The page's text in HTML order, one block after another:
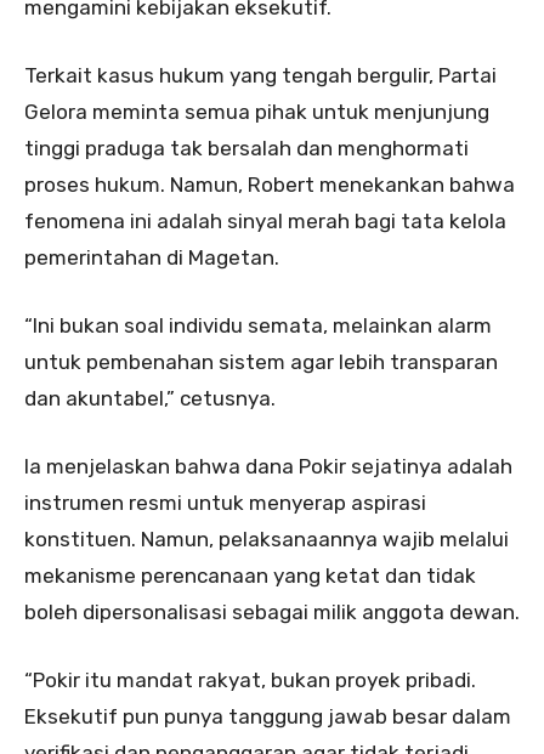
mengamini kebijakan eksekutif.
Terkait kasus hukum yang tengah bergulir, Partai
Gelora meminta semua pihak untuk menjunjung
tinggi praduga tak bersalah dan menghormati
proses hukum. Namun, Robert menekankan bahwa
fenomena ini adalah sinyal merah bagi tata kelola
pemerintahan di Magetan.
“Ini bukan soal individu semata, melainkan alarm
untuk pembenahan sistem agar lebih transparan
dan akuntabel,” cetusnya.
Ia menjelaskan bahwa dana Pokir sejatinya adalah
instrumen resmi untuk menyerap aspirasi
konstituen. Namun, pelaksanaannya wajib melalui
mekanisme perencanaan yang ketat dan tidak
boleh dipersonalisasi sebagai milik anggota dewan.
“Pokir itu mandat rakyat, bukan proyek pribadi.
Eksekutif pun punya tanggung jawab besar dalam